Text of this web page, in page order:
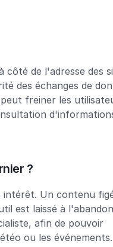
côté de l'adresse des
des échanges de
freiner les
?
Un contenu
est laissé à
afin de pouvoir
ou les événements.